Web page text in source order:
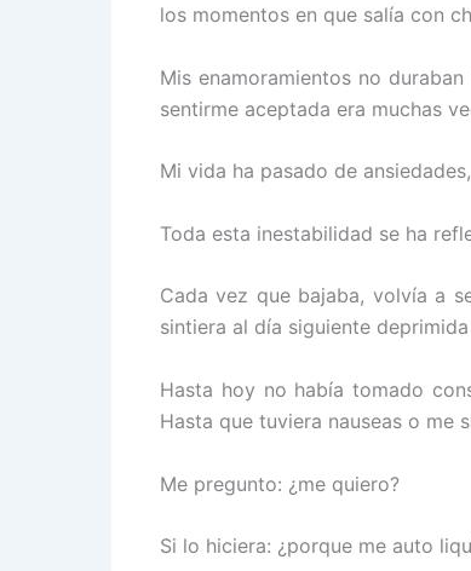
los momentos en que salía con
Mis enamoramientos no
sentirme aceptada era muchas
Mi vida ha pasado de
Toda esta inestabilidad se ha
Cada vez que bajaba, volvía a
sintiera al día siguiente
Hasta hoy no había tomado
Hasta que tuviera nauseas o me
Me pregunto: ¿me quiero?
Si lo hiciera: ¿porque me auto